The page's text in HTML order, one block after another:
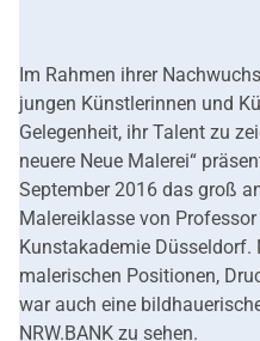
Im Rahmen ihrer
jungen Künstlerinnen und
Gelegenheit, ihr Talent zu
neuere Neue Malerei“
September 2016 das groß
Malereiklasse von
Kunstakademie Düsseldorf.
malerischen Positionen,
war auch eine
NRW.BANK zu sehen.